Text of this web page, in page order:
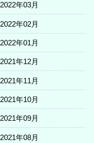
2022年03月
2022年02月
2022年01月
2021年12月
2021年11月
2021年10月
2021年09月
2021年08月